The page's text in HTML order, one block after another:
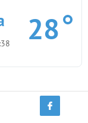
28